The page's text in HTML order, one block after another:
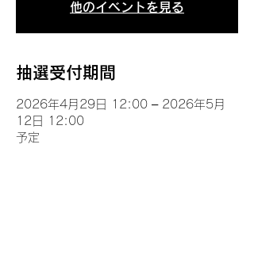
他のイベントを見る
抽選受付期間
2026年4月29日 12:00 – 2026年5月
12日 12:00
予定